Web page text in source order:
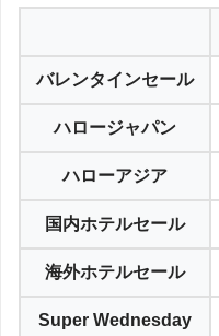
バレンタインセール
ハロージャパン
ハローアジア
国内ホテルセール
海外ホテルセール
Super Wednesday